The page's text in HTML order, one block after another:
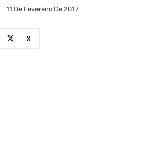
11 De Fevereiro De 2017
X